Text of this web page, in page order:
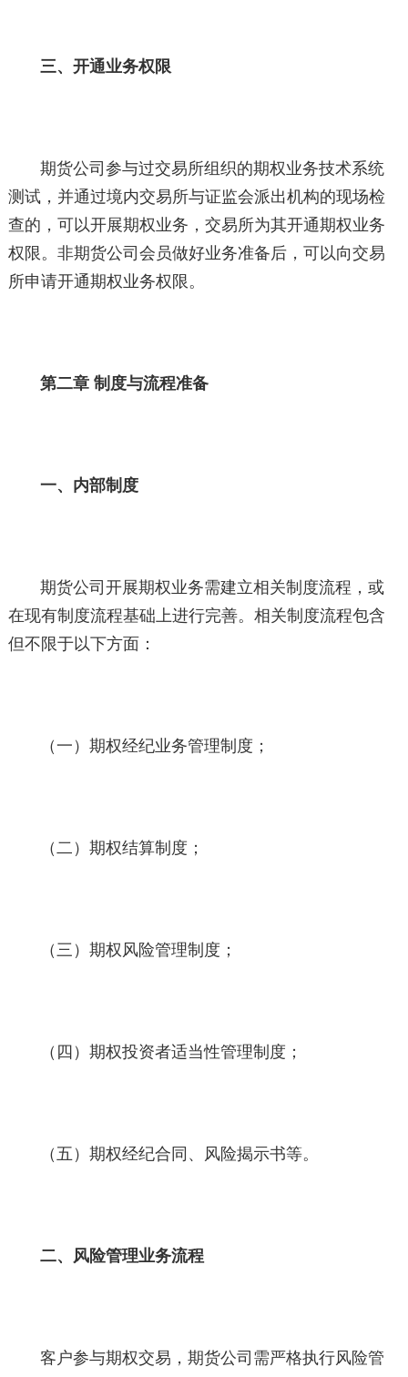
三、开通业务权限
期货公司参与过交易所组织的期权业务技术系统
测试，并通过境内交易所与证监会派出机构的现场检
查的，可以开展期权业务，交易所为其开通期权业务
权限。非期货公司会员做好业务准备后，可以向交易
所申请开通期权业务权限。
第二章 制度与流程准备
一、内部制度
期货公司开展期权业务需建立相关制度流程，或
在现有制度流程基础上进行完善。相关制度流程包含
但不限于以下方面：
（一）期权经纪业务管理制度；
（二）期权结算制度；
（三）期权风险管理制度；
（四）期权投资者适当性管理制度；
（五）期权经纪合同、风险揭示书等。
二、风险管理业务流程
客户参与期权交易，期货公司需严格执行风险管